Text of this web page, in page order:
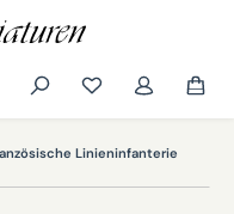
Linieninfanterie